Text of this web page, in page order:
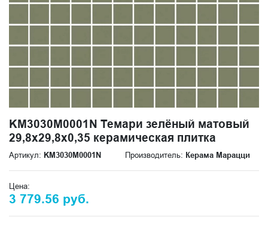
KM3030M0001N Темари зелёный матовый
29,8x29,8x0,35 керамическая плитка
Артикул: KM3030M0001N Производитель: Керама Марацци
Цена:
3 779.56 руб.